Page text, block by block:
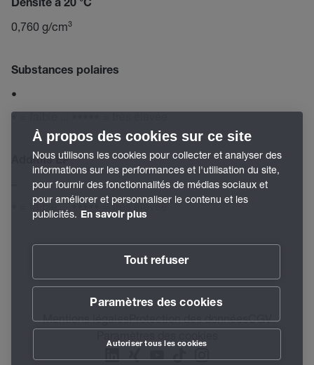
Densité à 20 °C
0,760 g/cm³
Substances polaires
•
• = faible ... ••••• = très élevée
Additifs EP
• = faible ... ••••• = très élevée
Mentions légalesProtection des donnéesCGV
À propos des cookies sur ce site
Nous utilisons les cookies pour collecter et analyser des
informations sur les performances et l'utilisation du site,
pour fournir des fonctionnalités de médias sociaux et
pour améliorer et personnaliser le contenu et les
publicités. En savoir plus
Tout refuser
Paramètres des cookies
Autoriser tous les cookies